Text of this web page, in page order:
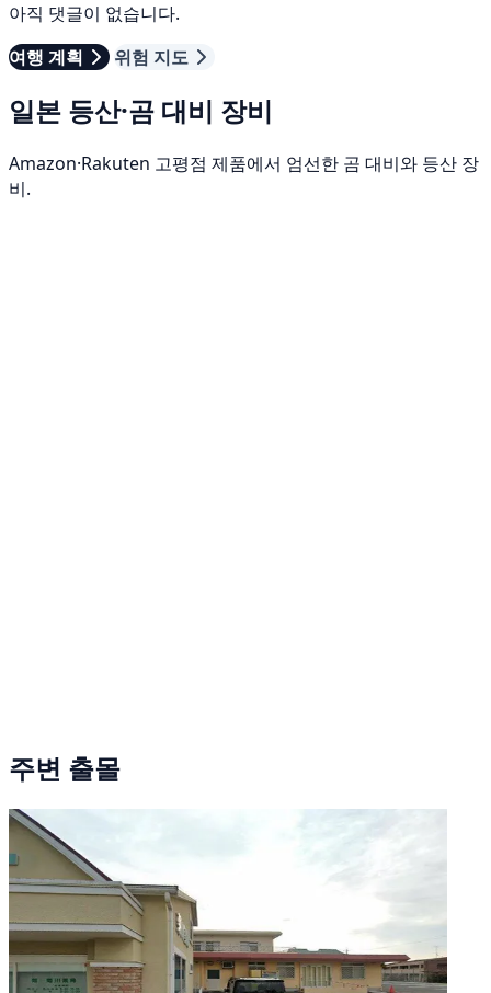
아직 댓글이 없습니다.
여행 계획
위험 지도
일본 등산·곰 대비 장비
Amazon·Rakuten 고평점 제품에서 엄선한 곰 대비와 등산 장
비.
주변 출몰